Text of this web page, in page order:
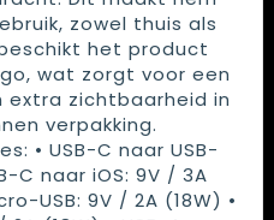
zowel thuis als
het product
wat zorgt voor een
zichtbaarheid in
verpakking.
• USB-C naar USB-
C naar iOS: 9V / 3A
USB: 9V / 2A (18W) •